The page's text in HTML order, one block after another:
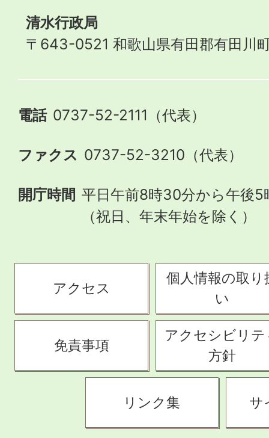
清水行政局
〒643-0521 和歌山県有田郡有田川
電話 0737-52-2111（代表）
ファクス 0737-52-3210（代表）
開庁時間 平日午前8時30分から午後5
（祝日、年末年始を除く）
アクセス
個人情報の取り
い
免責事項
アクセシビリテ
方針
リンク集 サ